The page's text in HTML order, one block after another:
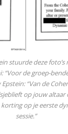
stuurde deze
“Voor de groep-
“Van de
op jouw altaar
op je eerste
sessie.”